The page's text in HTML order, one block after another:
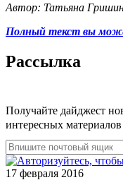
Автор: Татьяна
Полный текст вы
Рассылка
Получайте дайджест
интересных
17 февраля 2016